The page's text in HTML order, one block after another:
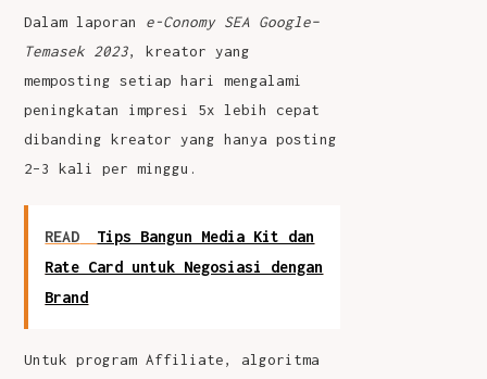
Dalam laporan e-Conomy SEA Google–
Temasek 2023, kreator yang
memposting setiap hari mengalami
peningkatan impresi 5x lebih cepat
dibanding kreator yang hanya posting
2–3 kali per minggu.
READ
Tips Bangun Media Kit dan
Rate Card untuk Negosiasi dengan
Brand
Untuk program Affiliate, algoritma